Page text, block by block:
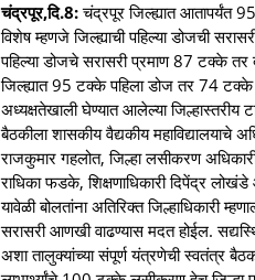
चंद्रपूर,दि.8:चंद्रपूर जिल्ह्यात आतापर्यंत
विशेष म्हणजे जिल्ह्याची पहिल्या डोजची
पहिल्या डोजचे सरासरी प्रमाण 87 टक्के
जिल्ह्यात 95 टक्के पहिला डोज तर 74 टक्के
अध्यक्षतेखाली घेण्यात आलेल्या जिल्हास्तरीय
बैठकीला शासकीय वैद्यकीय महाविद्यालयाचे
राजकुमार गहलोत, जिल्हा लसीकरण
राधिका फडके, शिक्षणाधिकारी दिपेंद्र
यावेळी बोलतांना अतिरिक्त जिल्हाधिकारी
सरासरी आणखी वाढण्यास मदत होईल.
अशा तालुक्यांच्या संपूर्ण यंत्रणेची स्वतंत्र बैठक